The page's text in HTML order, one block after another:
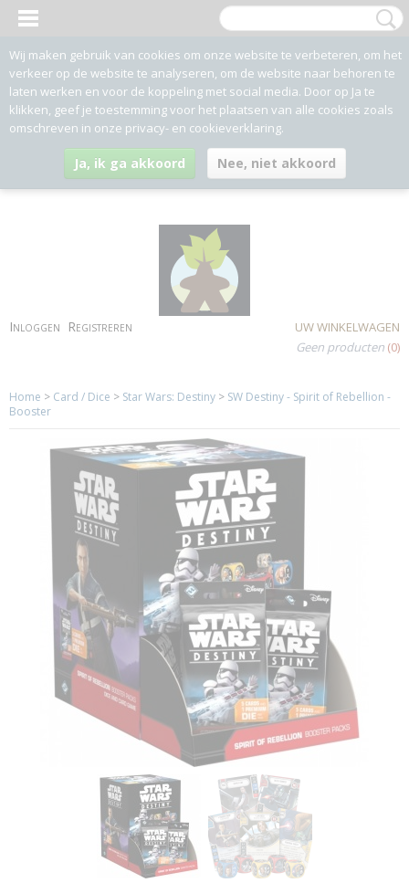
Inloggen Registreren
UW WINKELWAGEN
Geen producten (0)
Home > Card / Dice > Star Wars: Destiny > SW Destiny - Spirit of Rebellion -
Booster
Wij maken gebruik van cookies om onze website te verbeteren, om het
verkeer op de website te analyseren, om de website naar behoren te
laten werken en voor de koppeling met social media. Door op Ja te
klikken, geef je toestemming voor het plaatsen van alle cookies zoals
omschreven in onze privacy- en cookieverklaring.
Ja, ik ga akkoord Nee, niet akkoord